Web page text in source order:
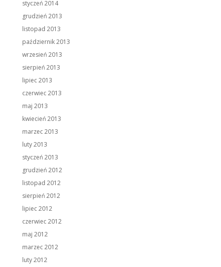
styczeń 2014
grudzień 2013
listopad 2013
październik 2013
wrzesień 2013
sierpień 2013
lipiec 2013
czerwiec 2013
maj 2013
kwiecień 2013
marzec 2013
luty 2013
styczeń 2013
grudzień 2012
listopad 2012
sierpień 2012
lipiec 2012
czerwiec 2012
maj 2012
marzec 2012
luty 2012